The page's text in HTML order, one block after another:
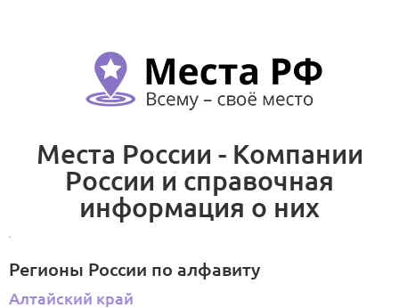
Места России - Компании
России и справочная
информация о них
Регионы России по алфавиту
Алтайский край